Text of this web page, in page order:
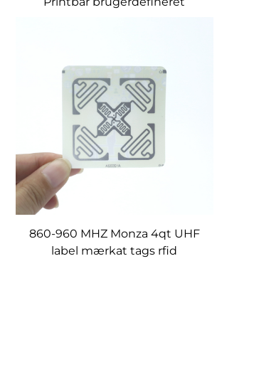
860-960 MHZ Monza 4qt UHF
label mærkat tags rfid